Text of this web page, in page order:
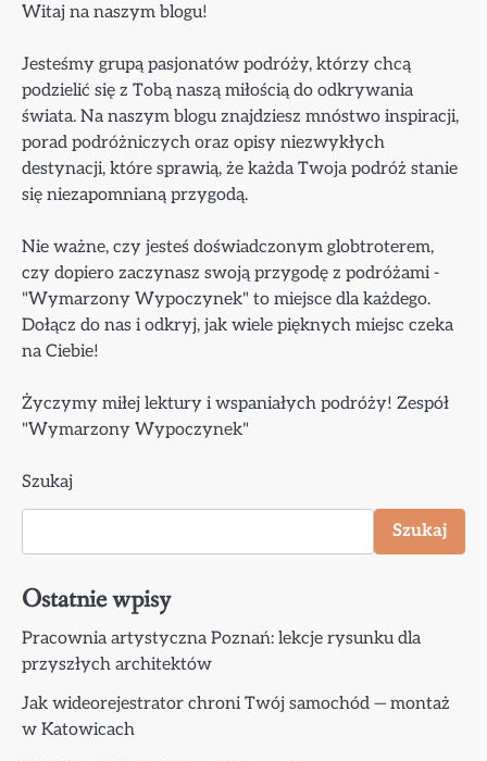
Witaj na naszym blogu!
Jesteśmy grupą pasjonatów podróży, którzy chcą
podzielić się z Tobą naszą miłością do odkrywania
świata. Na naszym blogu znajdziesz mnóstwo inspiracji,
porad podróżniczych oraz opisy niezwykłych
destynacji, które sprawią, że każda Twoja podróż stanie
się niezapomnianą przygodą.
Nie ważne, czy jesteś doświadczonym globtroterem,
czy dopiero zaczynasz swoją przygodę z podróżami -
"Wymarzony Wypoczynek" to miejsce dla każdego.
Dołącz do nas i odkryj, jak wiele pięknych miejsc czeka
na Ciebie!
Życzymy miłej lektury i wspaniałych podróży! Zespół
"Wymarzony Wypoczynek"
Szukaj
Szukaj
Ostatnie wpisy
Pracownia artystyczna Poznań: lekcje rysunku dla
przyszłych architektów
Jak wideorejestrator chroni Twój samochód — montaż
w Katowicach